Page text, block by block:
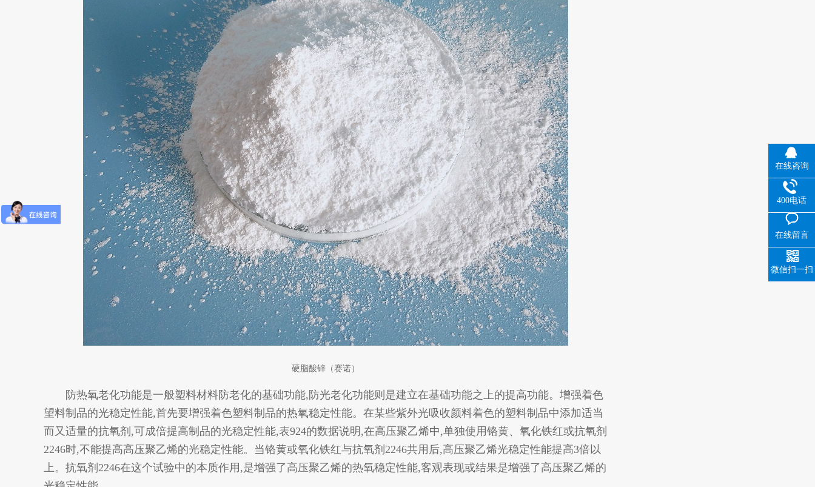
硬脂酸锌（赛诺）
防热氧老化功能是一般塑料材料防老化的基础功能,防光老化功能则是建立在基础功能之上的提高功能。增强着色
望料制品的光稳定性能,首先要增强着色塑料制品的热氧稳定性能。在某些紫外光吸收颜料着色的塑料制品中添加适当
而又适量的抗氧剂,可成倍提高制品的光稳定性能,表924的数据说明,在高压聚乙烯中,单独使用铬黄、氧化铁红或抗氧剂
2246时,不能提高高压聚乙烯的光稳定性能。当铬黄或氧化铁红与抗氧剂2246共用后,高压聚乙烯光稳定性能提高3倍以
上。抗氧剂2246在这个试验中的本质作用,是增强了高压聚乙烯的热氧稳定性能,客观表现或结果是增强了高压聚乙烯的
在线咨询
400电话
在线留言
微信扫一扫